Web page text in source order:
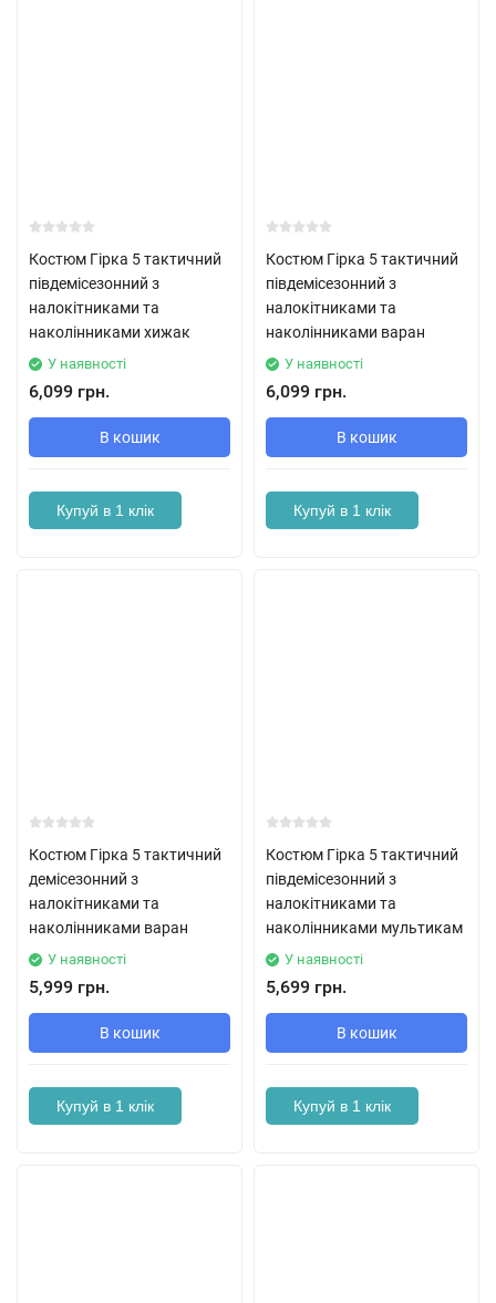
Костюм Гірка 5 тактичний
півдемісезонний з
налокітниками та
наколінниками хижак
У наявності
6,099 грн.
В кошик
Купуй в 1 клік
Костюм Гірка 5 тактичний
півдемісезонний з
налокітниками та
наколінниками варан
У наявності
6,099 грн.
В кошик
Купуй в 1 клік
Костюм Гірка 5 тактичний
демісезонний з
налокітниками та
наколінниками варан
У наявності
5,999 грн.
В кошик
Купуй в 1 клік
Костюм Гірка 5 тактичний
півдемісезонний з
налокітниками та
наколінниками мультикам
У наявності
5,699 грн.
В кошик
Купуй в 1 клік